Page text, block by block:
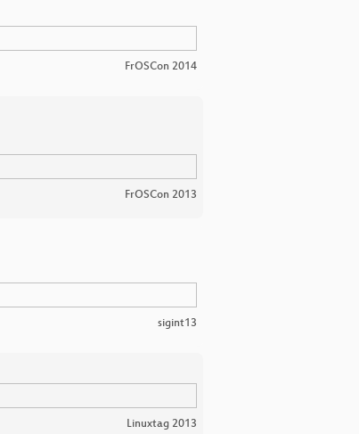
FrOSCon 2014
FrOSCon 2013
sigint13
Linuxtag 2013